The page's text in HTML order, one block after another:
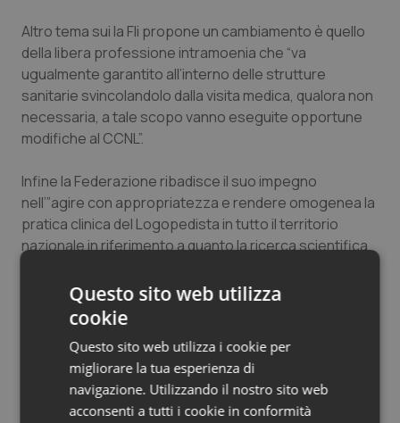
Salute orale & impianti
Sangue & coagulazione
Tiroide
Tumore al seno
Tumore ovarico
Tumori gastrointestinali
Ulcera & Reflusso
Vaccini
Altro tema sui la Fli propone un cambiamento è quello
della libera professione intramoenia che “va
ugualmente garantito all’interno delle strutture
sanitarie svincolandolo dalla visita medica, qualora non
necessaria, a tale scopo vanno eseguite opportune
modifiche al CCNL”.
Infine la Federazione ribadisce il suo impegno
nell’”agire con appropriatezza e rendere omogenea la
pratica clinica del Logopedista in tutto il territorio
nazionale in riferimento a quanto la ricerca scientifica
Sistema Nazionale Linee Guida dell’ISS quale organo
tecnico indipendente del SSN. “Promuovere la
medicina delle evidenze significa investire nella
ricerca, molto carente nel nostro Paese, favorire
strategie di Empowerment al Cittadino affinché le sue
conoscenze ei suoi valori siano sempre rispettati”.
Questo sito web utilizza
cookie
Questo sito web utilizza i cookie per
migliorare la tua esperienza di
navigazione. Utilizzando il nostro sito web
acconsenti a tutti i cookie in conformità